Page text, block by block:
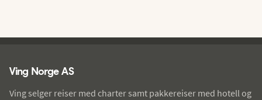
Ving Norge AS
Ving selger reiser med charter samt pakkereiser med hotell og